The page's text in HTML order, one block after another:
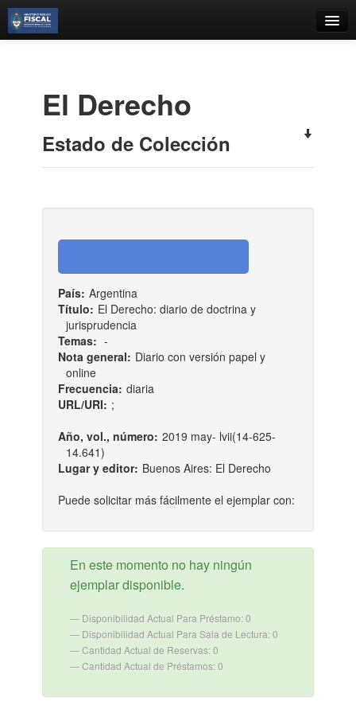
Estantes Virtuales
El Derecho
Estado de Colección
País: Argentina
Título: El Derecho: diario de doctrina y
jurisprudencia
Temas: -
Nota general: Diario con versión papel y
online
Frecuencia: diaria
URL/URI: ;
Año, vol., número: 2019 may- lvii(14-625-
14.641)
Lugar y editor: Buenos Aires: El Derecho
Puede solicitar más fácilmente el ejemplar con:
En este momento no hay ningún
ejemplar disponible.
Disponibilidad Actual Para Préstamo: 0
Disponibilidad Actual Para Sala de Lectura: 0
Cantidad Actual de Reservas: 0
Cantidad Actual de Préstamos: 0